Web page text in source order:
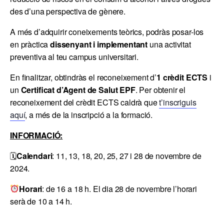
des d’una perspectiva de gènere.
A més d’adquirir coneixements teòrics, podràs posar-los
en pràcticadissenyant i implementant una activitat
preventiva al teu campus universitari.
En finalitzar, obtindràs el reconeixement d’1 crèdit ECTS i
un Certificat d’Agent de Salut EPF. Per obtenir el
reconeixement del crèdit ECTS caldrà quet’inscriguis
aquí, a més de la inscripció a la formació.
INFORMACIÓ:
🗓Calendari: 11, 13, 18, 20, 25, 27 i 28 de novembre de
2024.
Horari: de 16 a 18 h. El dia 28 de novembre l’horari
serà de 10 a 14 h.